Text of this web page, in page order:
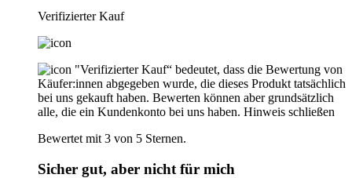
Verifizierter Kauf
"Verifizierter Kauf“ bedeutet, dass die Bewertung von
Käufer:innen abgegeben wurde, die dieses Produkt tatsächlich
bei uns gekauft haben. Bewerten können aber grundsätzlich
alle, die ein Kundenkonto bei uns haben. Hinweis schließen
Bewertet mit 3 von 5 Sternen.
Sicher gut, aber nicht für mich